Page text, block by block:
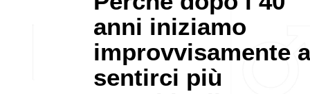
anni iniziamo
improvvisamente a
sentirci più